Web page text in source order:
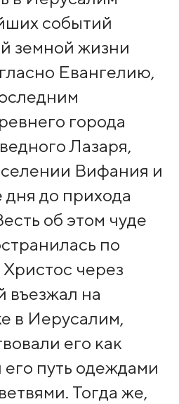
событий
земной жизни
Евангелию,
города
Лазаря,
Вифания и
до прихода
об этом чуде
по
Христос через
въезжал на
в Иерусалим,
его как
его путь одеждами
Тогда же,